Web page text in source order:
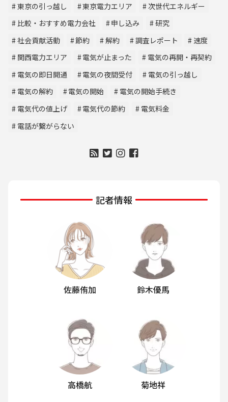
東京の引っ越し
東京電力エリア
次世代エネルギー
比較・おすすめ電力会社
申し込み
研究
社会貢献活動
節約 解約 調査レポート
速度
関西電力エリア
電気が止まった
電気の再開・再契約
電気の即日開通
電気の夜間受付
電気の引っ越し
電気の解約
電気の開始
電気の開始手続き
電気代の値上げ
電気代の節約
電気料金
電話が繋がらない
記者情報
佐藤侑加 鈴木優馬
高橋航 菊地祥